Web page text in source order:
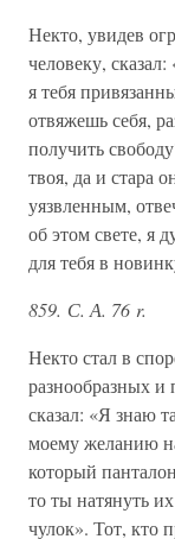
Некто, увидев
человеку,
я тебя
отвяжешь себя,
получить
твоя, да и стара
уязвленным,
об этом свете, я
для тебя в
859. С. А. 76 r.
Некто стал в
разнообразных
сказал: «Я знаю
моему желанию
который
то ты натянуть
чулок». Тот, кто